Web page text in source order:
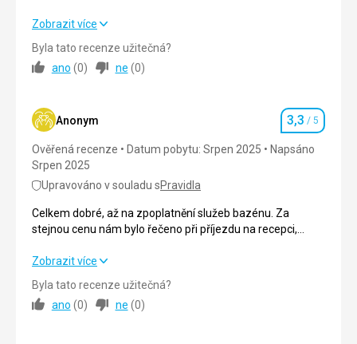
Potřebovala jsem si odpočinout a to se opravdu povedlo,
Strava
Okolí 3,0/ 5
Služby
Zobrazit více
Byla tato recenze užitečná?
ano (0) ne (0)
Anonym Hodnocení
3,3 / 5
Ověřená recenze Datum pobytu: Srpen 2025
Napsáno
Srpen 2025
Upravováno v souladu sPravidla
Celkem dobré, až na zpoplatnění služeb bazénu. Za
stejnou cenu nám bylo řečeno při příjezdu na recepci,
jednání s hotelem - bez prostřednictví cestovní kaceláře.
Celkem dobré, až na zpoplatnění služeb bazénu. Za
bychom zájezd pořídili bez zpoplatnění bazénu při přímém
jednání s hotelem - bez prostřednictví cestovní kaceláře.
Zobrazit více
Byla tato recenze užitečná?
ano (0) ne (0)